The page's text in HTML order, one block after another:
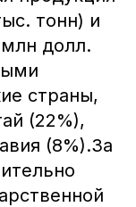
тонн) и
долл.
страны,
(22%),
(8%).За